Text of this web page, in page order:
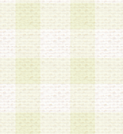
2.登録の際
の使用に
3.会員は、
貸与、名
ならないも